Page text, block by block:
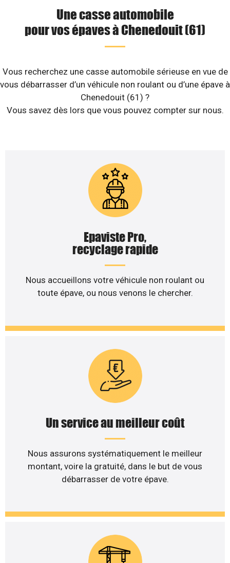
Une casse automobile
pour vos épaves à Chenedouit (61)
Vous recherchez une casse automobile sérieuse en vue de
vous débarrasser d’un véhicule non roulant ou d’une épave à
Chenedouit (61) ?
Vous savez dès lors que vous pouvez compter sur nous.
Epaviste Pro,
recyclage rapide
Nous accueillons votre véhicule non roulant ou
toute épave, ou nous venons le chercher.
Un service au meilleur coût
Nous assurons systématiquement le meilleur
montant, voire la gratuité, dans le but de vous
débarrasser de votre épave.